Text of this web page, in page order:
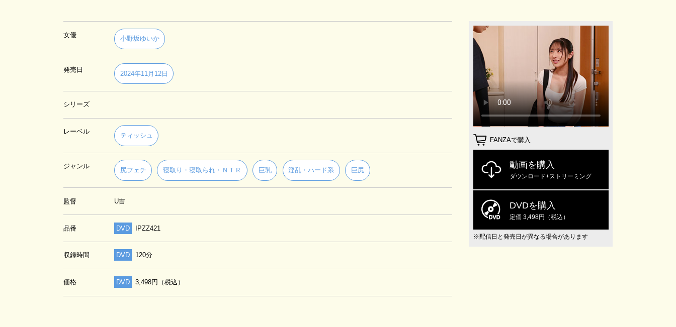
女優
小野坂ゆいか
発売日
2024年11月12日
シリーズ
レーベル
ティッシュ
ジャンル
尻フェチ 寝取り・寝取られ・ＮＴＲ 巨乳 淫乱・ハード系 巨尻
監督 U吉
品番 DVD IPZZ421
収録時間 DVD 120分
価格 DVD 3,498円（税込）
FANZAで購入
動画を購入
ダウンロード+ストリーミング
DVDを購入
定価 3,498円（税込）
※配信日と発売日が異なる場合があります